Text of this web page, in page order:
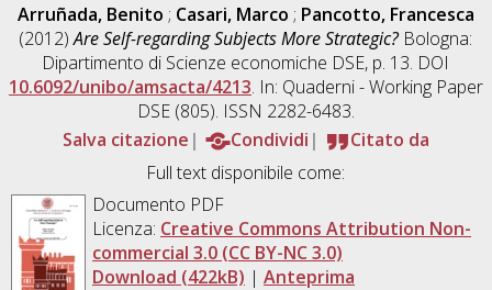
Arruñada, Benito ; Casari, Marco ; Pancotto, Francesca
(2012)Are Self-regarding Subjects More Strategic?Bologna:
Dipartimento di Scienze economiche DSE, p. 13. DOI
10.6092/unibo/amsacta/4213. In: Quaderni - Working Paper
DSE (805). ISSN 2282-6483.
Salva citazione
Condividi
Citato da
Full text disponibile come:
Documento PDF
Licenza: Creative Commons Attribution Non-
commercial 3.0 (CC BY-NC 3.0)
Download (422kB) | Anteprima